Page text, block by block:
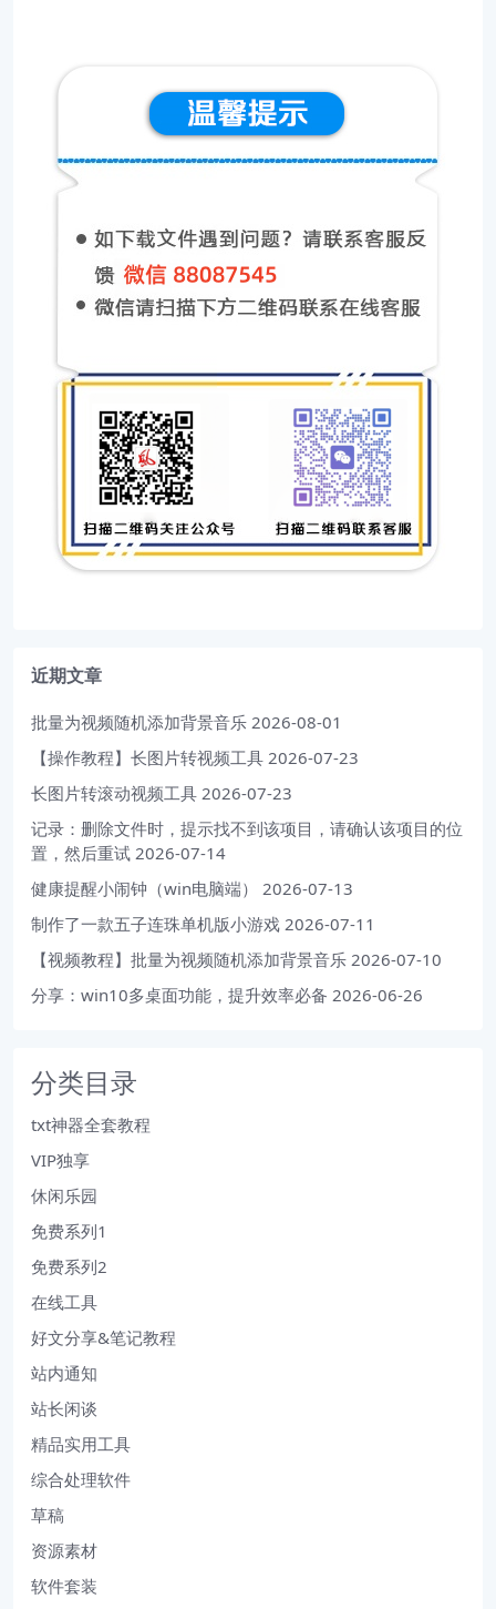
近期文章
批量为视频随机添加背景音乐 2026-08-01
【操作教程】长图片转视频工具 2026-07-23
长图片转滚动视频工具 2026-07-23
记录：删除文件时，提示找不到该项目，请确认该项目的位
置，然后重试 2026-07-14
健康提醒小闹钟（win电脑端）
2026-07-13
制作了一款五子连珠单机版小游戏 2026-07-11
【视频教程】批量为视频随机添加背景音乐 2026-07-10
分享：win10多桌面功能，提升效率必备 2026-06-26
分类目录
txt神器全套教程
VIP独享
休闲乐园
免费系列1
免费系列2
在线工具
好文分享&笔记教程
站内通知
站长闲谈
精品实用工具
综合处理软件
草稿
资源素材
软件套装